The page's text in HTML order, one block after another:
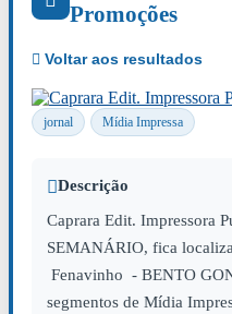
Promoções
jornal Mídia Impressa
Descrição
Caprara Edit. Impressora
SEMANÁRIO, fica
Fenavinho - BENTO
segmentos de Mídia